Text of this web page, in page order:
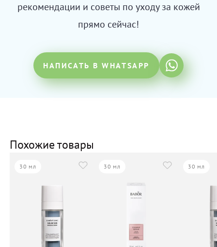
рекомендации и советы по уходу за кожей
прямо сейчас!
НАПИСАТЬ В WHATSAPP
Похожие товары
30 мл 30 мл 30 мл